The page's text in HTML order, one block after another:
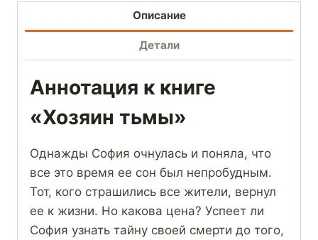
Описание
Детали
Аннотация к книге
«Хозяин тьмы»
Однажды София очнулась и поняла, что
все это время ее сон был непробудным.
Тот, кого страшились все жители, вернул
ее к жизни. Но какова цена? Успеет ли
София узнать тайну своей смерти до того,